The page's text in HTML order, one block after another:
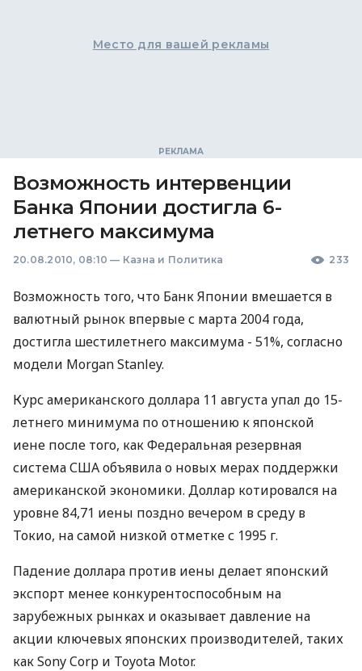
Место для вашей рекламы
Возможность интервенции
Банка Японии достигла 6-
летнего максимума
20.08.2010, 08:10 — Казна и Политика 233
Возможность того, что Банк Японии вмешается в
валютный рынок впервые с марта 2004 года,
достигла шестилетнего максимума - 51%, согласно
модели Morgan Stanley.
Курс американского доллара 11 августа упал до 15-
летнего минимума по отношению к японской
иене после того, как Федеральная резервная
система США объявила о новых мерах поддержки
американской экономики. Доллар котировался на
уровне 84,71 иены поздно вечером в среду в
Токио, на самой низкой отметке с 1995 г.
Падение доллара против иены делает японский
экспорт менее конкурентоспособным на
зарубежных рынках и оказывает давление на
акции ключевых японских производителей, таких
как Sony Corp и Toyota Motor.